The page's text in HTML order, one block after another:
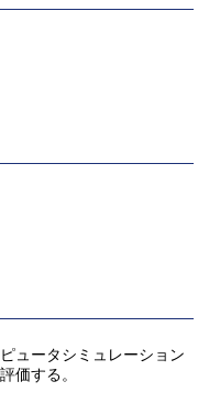
ュータシミュレーション
価する。